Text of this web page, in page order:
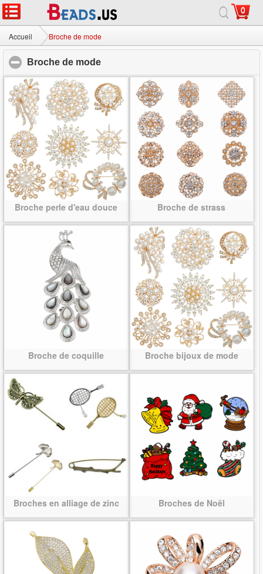
0
Accueil Broche de mode
Broche de mode
Broche perle d'eau douce Broche de strass
Broche de coquille Broche bijoux de mode
Broches en alliage de zinc Broches de Noël
Accueil| Sur |Contactez-nous
© 2026 Voie lactée bijoux Ltd. Tous droits réservés.